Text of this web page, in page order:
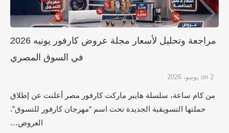
مراجعة وتحليل لأسعار مجلة عروض كارفور يونيه 2026
في السوق المصري
on 2 يونيو، 2026
من كام ساعة، سلسلة هايبر ماركت كارفور مصر أعلنت عن إطلاق
حملتها التسويقية الجديدة تحت اسم “مهرجان كارفور للتسوق”.
العروض…